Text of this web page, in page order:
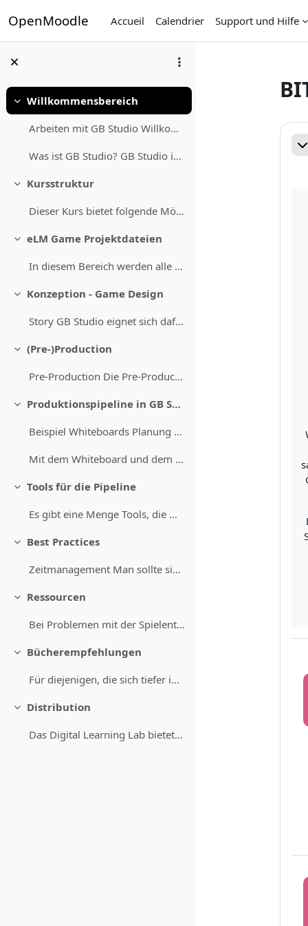
OpenMoodle Accueil Calendrier Support und Hilfe
Replier
Willkommensbereich
Arbeiten mit GB Studio Willkommen im Selbstlernkur...
Was ist GB Studio? GB Studio ist eine leicht zugän...
Replier
Kursstruktur
Dieser Kurs bietet folgende Möglichkeiten: • Das e...
Replier
eLM Game Projektdateien
In diesem Bereich werden alle im Rahmen des Projek...
Replier
Konzeption - Game Design
Story GB Studio eignet sich dafür Stories auf eine...
Replier
(Pre-)Production
Pre-Production Die Pre-Production ist die Phase na...
Replier
Produktionspipeline in GB Studio
Beispiel Whiteboards Planung Spielverlauf Beispiel...
Mit dem Whiteboard und dem Kanban, kann man sich d...
Replier
Tools für die Pipeline
Es gibt eine Menge Tools, die man nutzen kann, um ...
Replier
Best Practices
Zeitmanagement Man sollte sich zuerst eine solide ...
Replier
Ressourcen
Bei Problemen mit der Spielentwicklung in GB Studi...
Replier
Bücherempfehlungen
Für diejenigen, die sich tiefer in die Materie des...
Replier
Distribution
Das Digital Learning Lab bietet die Möglichkeit, e...